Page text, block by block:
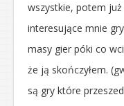
wszystkie, potem
interesujące mnie
masy gier póki co
że ją skończyłem.
są gry które